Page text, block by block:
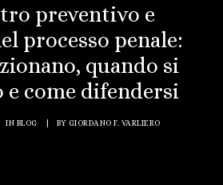
preventivo e
processo penale:
quando si
e come difendersi
IN BLOG BY GIORDANO F. VARLIERO